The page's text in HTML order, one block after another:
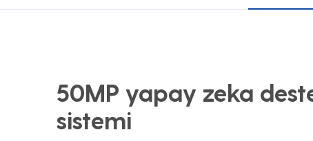
50MP yapay zeka
sistemi